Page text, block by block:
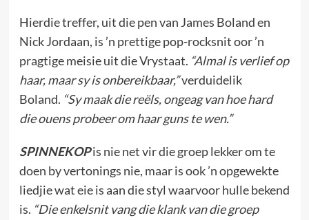
Hierdie treffer, uit die pen van James Boland en
Nick Jordaan, is ’n prettige pop-rocksnit oor ’n
pragtige meisie uit die Vrystaat. “Almal is verlief op
haar, maar sy is onbereikbaar,”verduidelik
Boland. “Sy maak die reëls, ongeag van hoe hard
die ouens probeer om haar guns te wen.”
SPINNEKOPis nie net vir die groep lekker om te
doen by vertonings nie, maar is ook ’n opgewekte
liedjie wat eie is aan die styl waarvoor hulle bekend
is. “Die enkelsnit vang die klank van die groep